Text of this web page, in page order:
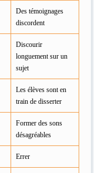
Des témoignages
discordent
Discourir
longuement sur un
sujet
Les élèves sont en
train de disserter
Former des sons
désagréables
Errer